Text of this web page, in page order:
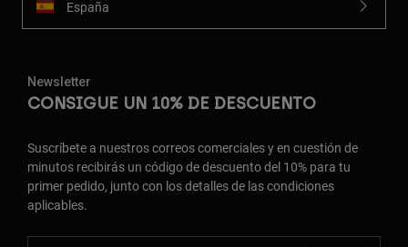
España
Newsletter
CONSIGUE UN 10% DE DESCUENTO
Suscríbete a nuestros correos comerciales y en cuestión de
minutos recibirás un código de descuento del 10% para tu
primer pedido, junto con los detalles de las condiciones
aplicables.